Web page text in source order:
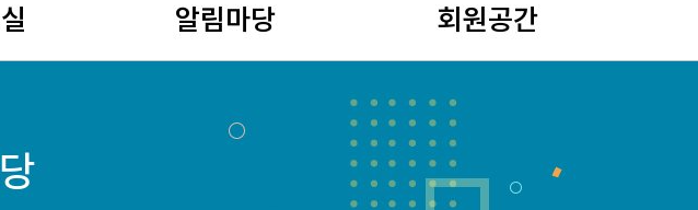
알림마당 회원공간
회원구분
회원가입안내